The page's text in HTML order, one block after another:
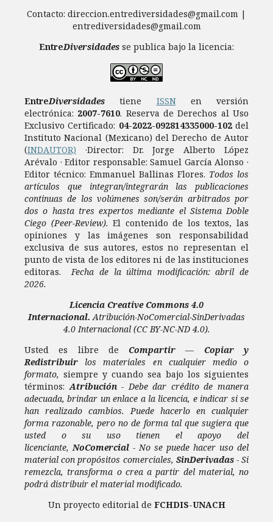
Contacto: direccion.entrediversidades@gmail.com |
entrediversidades@gmail.com
EntreDiversidades se publica bajo la licencia:
EntreDiversidades tiene ISSNen versión
electrónica: 2007-7610. Reserva de Derechos al Uso
Exclusivo Certificado: 04-2022-092814335000-102del
Instituto Nacional (Mexicano) del Derecho de Autor
(INDAUTOR) ·Director: Dr. Jorge Alberto López
Arévalo · Editor responsable: Samuel García Alonso ·
Editor técnico: Emmanuel Ballinas Flores. Todos los
artículos que integran/integrarán las publicaciones
continuas de los volúmenes son/serán arbitrados por
dos o hasta tres expertos mediante el Sistema Doble
Ciego (Peer-Review). El contenido de los textos, las
opiniones y las imágenes son responsabilidad
exclusiva de sus autores, estos no representan el
punto de vista de los editores ni de las instituciones
editoras. Fecha de la última modificación: abril de
2026.
Licencia Creative Commons 4.0
Internacional.Atribución-NoComercial-SinDerivadas
4.0 Internacional(CC BY-NC-ND 4.0).
Usted es libre de Compartir — Copiar y
Redistribuir los materiales en cualquier medio o
formato, siempre y cuando sea bajo los siguientes
términos:Atribución- Debe dar crédito de manera
adecuada, brindar un enlace a la licencia, e indicar si se
han realizado cambios. Puede hacerlo en cualquier
forma razonable, pero no de forma tal que sugiera que
usted o su uso tienen el apoyo del
licenciante,NoComercial - No se puede hacer uso del
material con propósitos comerciales, SinDerivadas- Si
remezcla, transforma o crea a partir del material, no
podrá distribuir el material modificado.
Un proyecto editorial de FCHDIS-UNACH